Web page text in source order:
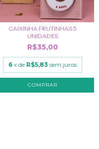
CAIXINHA FRUTINHAS 5
UNIDADES
R$35,00
6 x de R$5,83 sem juros